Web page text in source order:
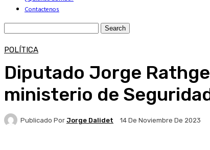
Contactenos
POLÍTICA
Diputado Jorge
ministerio de
Publicado Por Jorge Dalidet 14 De Noviembre De 2023